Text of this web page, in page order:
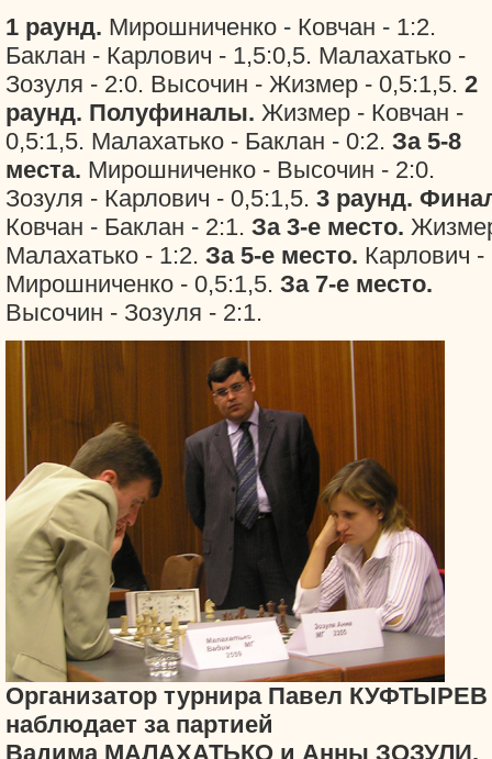
1 раунд. Мирошниченко - Ковчан - 1:2.
Баклан - Карлович - 1,5:0,5. Малахатько -
Зозуля - 2:0. Высочин - Жизмер - 0,5:1,5. 2
раунд. Полуфиналы. Жизмер - Ковчан -
0,5:1,5. Малахатько - Баклан - 0:2. За 5-8
места. Мирошниченко - Высочин - 2:0.
Зозуля - Карлович - 0,5:1,5. 3 раунд.
Ковчан - Баклан - 2:1. За 3-е место.
Малахатько - 1:2. За 5-е место. Карлович -
Мирошниченко - 0,5:1,5. За 7-е место.
Высочин - Зозуля - 2:1.
Организатор турнира Павел КУФТЫРЕВ
наблюдает за партией
Вадима МАЛАХАТЬКО и Анны ЗОЗУЛИ.